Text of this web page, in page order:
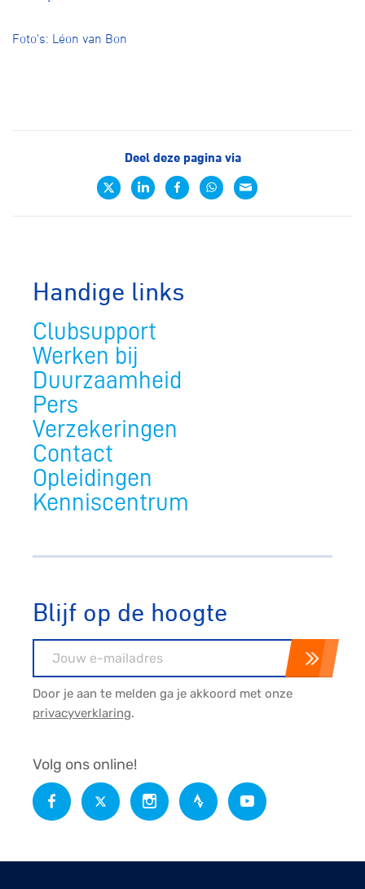
Foto's: Léon van Bon
Deel deze pagina via
Handige links
Clubsupport
Werken bij
Duurzaamheid
Pers
Verzekeringen
Contact
Opleidingen
Kenniscentrum
Blijf op de hoogte
Door je aan te melden ga je akkoord met onze
privacyverklaring.
Volg ons online!